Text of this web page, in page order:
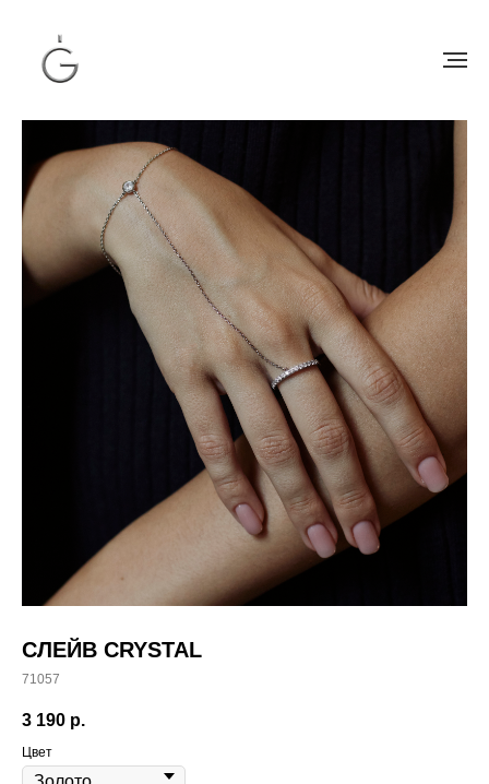
СЛЕЙВ CRYSTAL
71057
3 190 р.
Цвет